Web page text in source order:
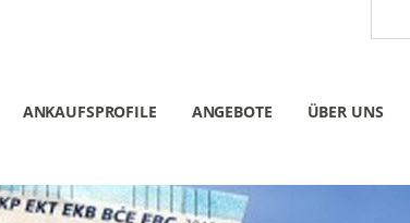
ANKAUFSPROFILE ANGEBOTE ÜBER UNS